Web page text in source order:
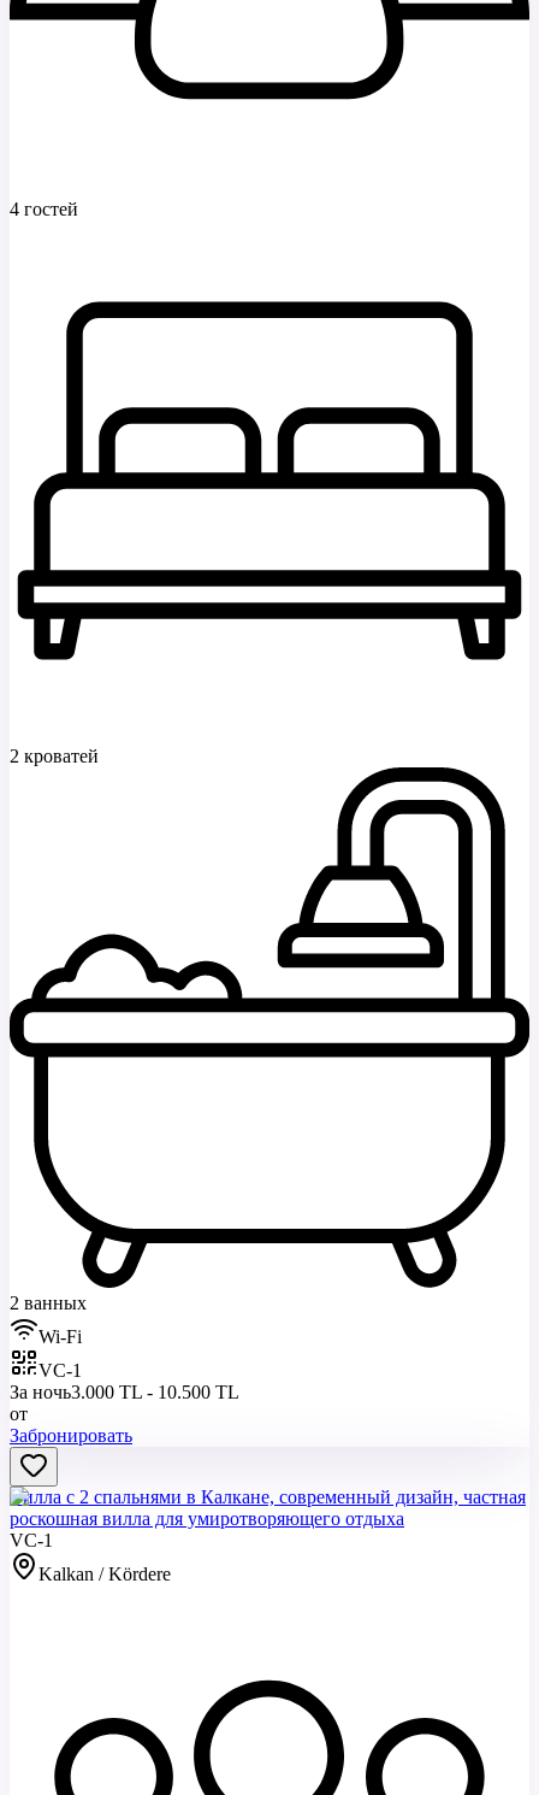
4 гостей
2 кроватей
2 ванных
Wi-Fi
VC-1
За ночь3.000 TL - 10.500 TL
от
Забронировать
Вилла с 2 спальнями в Калкане, современный дизайн, частная
роскошная вилла для умиротворяющего отдыха
VC-1
Kalkan / Kördere